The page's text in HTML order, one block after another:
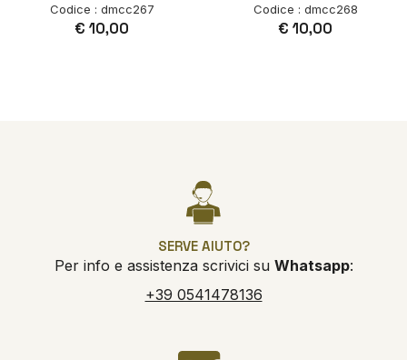
Codice : dmcc267
€ 10,00
Codice : dmcc268
€ 10,00
SERVE AIUTO?
Per info e assistenza scrivici su Whatsapp:
+39 0541478136